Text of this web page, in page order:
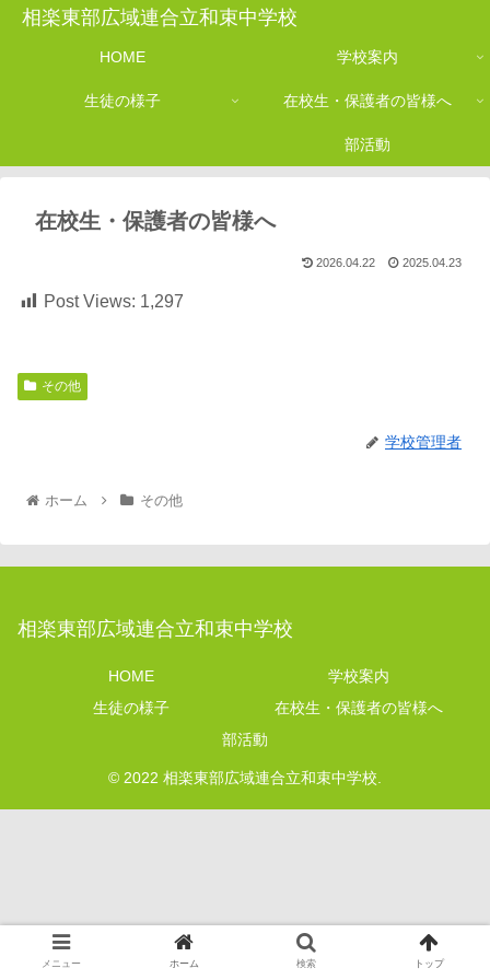
相楽東部広域連合立和束中学校
HOME 学校案内
生徒の様子 在校生・保護者の皆様へ
部活動
在校生・保護者の皆様へ
2026.04.22 2025.04.23
Post Views: 1,297
その他
学校管理者
ホーム その他
相楽東部広域連合立和束中学校
HOME
学校案内
生徒の様子
在校生・保護者の皆様へ
部活動
© 2022 相楽東部広域連合立和束中学校.
メニュー ホーム 検索 トップ